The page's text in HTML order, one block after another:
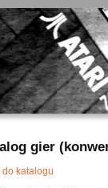
gier
do katalogu